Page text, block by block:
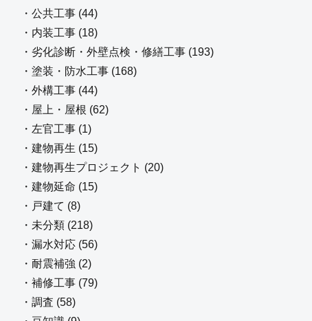
・公共工事 (44)
・内装工事 (18)
・劣化診断・外壁点検・修繕工事 (193)
・塗装・防水工事 (168)
・外構工事 (44)
・屋上・屋根 (62)
・左官工事 (1)
・建物再生 (15)
・建物再生プロジェクト (20)
・建物延命 (15)
・戸建て (8)
・未分類 (218)
・漏水対応 (56)
・耐震補強 (2)
・補修工事 (79)
・調査 (58)